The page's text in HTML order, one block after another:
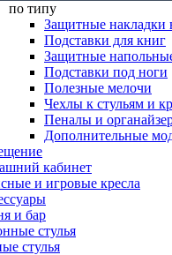
по типу
Защитные накладки
Подставки для книг
Защитные
Подставки под ноги
Полезные мелочи
Чехлы к стульям и
Пеналы и
Дополнительные
кабинет
и игровые кресла
и бар
стулья
стулья